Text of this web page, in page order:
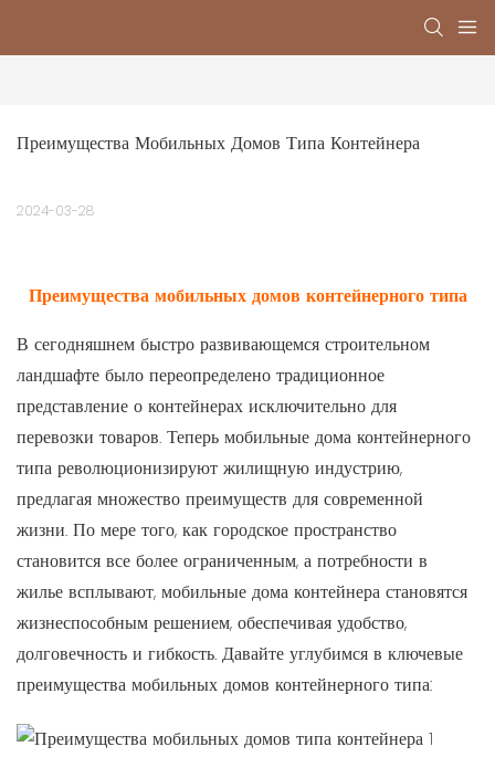
Преимущества Мобильных Домов Типа Контейнера
2024-03-28
Преимущества мобильных домов контейнерного типа
В сегодняшнем быстро развивающемся строительном
ландшафте было переопределено традиционное
представление о контейнерах исключительно для
перевозки товаров. Теперь мобильные дома контейнерного
типа революционизируют жилищную индустрию,
предлагая множество преимуществ для современной
жизни. По мере того, как городское пространство
становится все более ограниченным, а потребности в
жилье всплывают, мобильные дома контейнера становятся
жизнеспособным решением, обеспечивая удобство,
долговечность и гибкость. Давайте углубимся в ключевые
преимущества мобильных домов контейнерного типа: